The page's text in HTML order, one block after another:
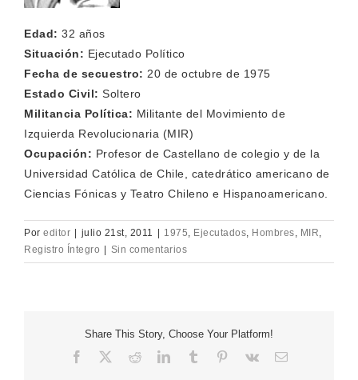
Edad: 32 años
Situación: Ejecutado Político
Fecha de secuestro: 20 de octubre de 1975
Estado Civil: Soltero
Militancia Política: Militante del Movimiento de
Izquierda Revolucionaria (MIR)
Ocupación: Profesor de Castellano de colegio y de la
Universidad Católica de Chile, catedrático americano de
Ciencias Fónicas y Teatro Chileno e Hispanoamericano.
Por editor julio 21st, 2011 1975, Ejecutados, Hombres, MIR,
Registro Íntegro
Sin comentarios
Share This Story, Choose Your Platform!
Facebook RedditLinkedInTumblr Pinterest
Vk
Correo